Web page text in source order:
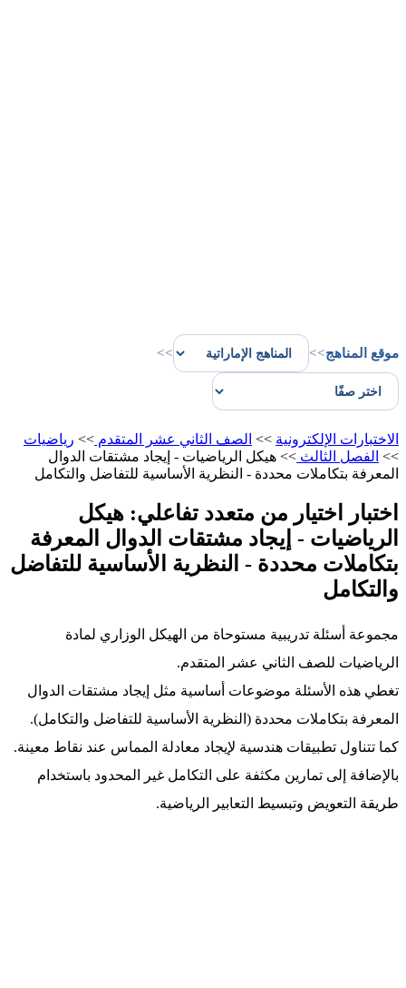
موقع المناهج>>
>>
الاختبارات الإلكترونية >> الصف الثاني عشر المتقدم >> رياضيات
>> الفصل الثالث >> هيكل الرياضيات - إيجاد مشتقات الدوال
المعرفة بتكاملات محددة - النظرية الأساسية للتفاضل والتكامل
اختبار اختيار من متعدد تفاعلي: هيكل
الرياضيات - إيجاد مشتقات الدوال المعرفة
بتكاملات محددة - النظرية الأساسية للتفاضل
والتكامل
مجموعة أسئلة تدريبية مستوحاة من الهيكل الوزاري لمادة
الرياضيات للصف الثاني عشر المتقدم.
تغطي هذه الأسئلة موضوعات أساسية مثل إيجاد مشتقات الدوال
المعرفة بتكاملات محددة (النظرية الأساسية للتفاضل والتكامل).
كما تتناول تطبيقات هندسية لإيجاد معادلة المماس عند نقاط معينة.
بالإضافة إلى تمارين مكثفة على التكامل غير المحدود باستخدام
طريقة التعويض وتبسيط التعابير الرياضية.